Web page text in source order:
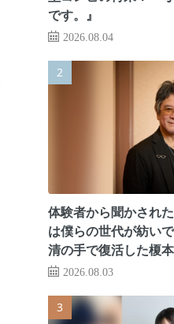
です。』
2026.08.04
体験者から聞かされ
は僕らの世代が紡い
清の手で復活した榎
2026.08.03